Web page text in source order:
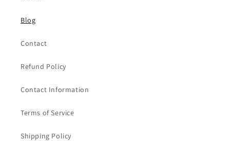
Blog
Contact
Refund Policy
Contact Information
Terms of Service
Shipping Policy